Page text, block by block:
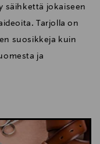
säihkettä jokaiseen
Tarjolla on
suosikkeja kuin
ja